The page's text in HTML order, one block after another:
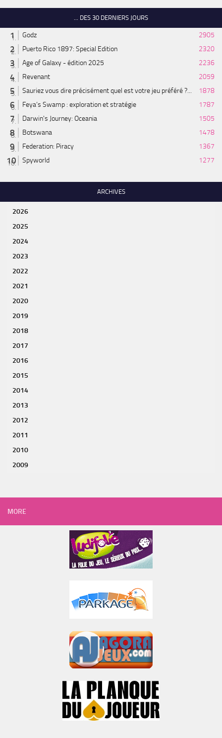
... DES 30 DERNIERS JOURS
Godz
2905
Puerto Rico 1897: Special Edition
2320
Age of Galaxy - édition 2025
2236
Revenant
2059
Sauriez vous dire précisément quel est votre jeu préféré ?...
1878
Feya’s Swamp : exploration et stratégie
1787
Darwin's Journey: Oceania
1505
Botswana
1478
Federation: Piracy
1367
Spyworld
1277
ARCHIVES
2026
2025
2024
2023
2022
2021
2020
2019
2018
2017
2016
2015
2014
2013
2012
2011
2010
2009
MORE